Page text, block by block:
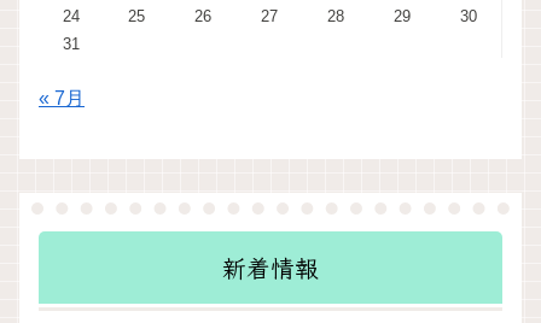
24
25 26 27 28 29
30
31
« 7月
新着情報